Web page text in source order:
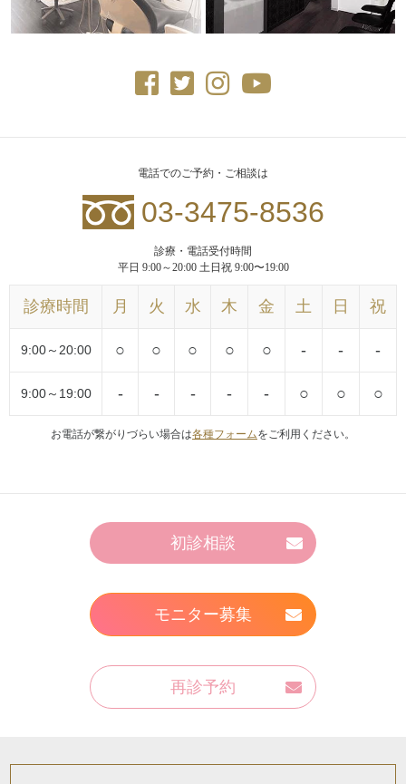
電話でのご予約・ご相談は
03-3475-8536
診療・電話受付時間
平日 9:00～20:00 土日祝 9:00〜19:00
診療時間 月 火 水 木 金 土 日 祝
9:00～20:00 ○ ○ ○ ○ ○ - - -
9:00～19:00 - - - - - ○ ○ ○
お電話が繋がりづらい場合は各種フォームをご利用ください。
初診相談
モニター募集
再診予約